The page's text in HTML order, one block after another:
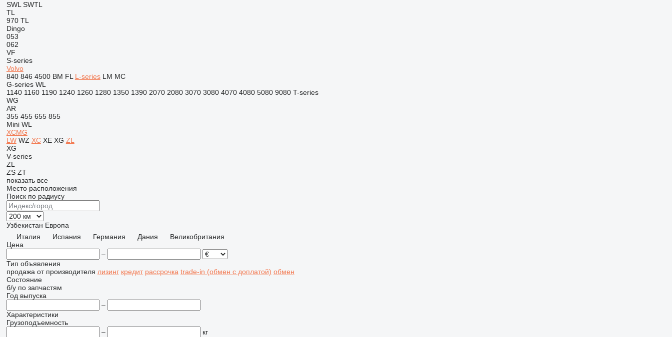
SWL SWTL
TL
970 TL
Dingo
053
062
VF
S-series
Volvo
840 846 4500 BM FL L-series LM MC
G-series WL
1140 1160 1190 1240 1260 1280 1350 1390 2070 2080 3070 3080 4070 4080 5080 9080 T-series
WG
AR
355 455 655 855
Mini WL
XCMG
LW WZ XC XE XG ZL
XG
V-series
ZL
ZS ZT
показать все
Место расположения
Поиск по радиусу
Узбекистан Европа
Италия
Испания Германия Дания
Великобритания
Цена
–
Тип объявления
продажа от производителя лизинг кредит рассрочка trade-in (обмен с доплатой) обмен
Состояние
б/у по запчастям
Год выпуска
–
Характеристики
Грузоподъемность
–
кг